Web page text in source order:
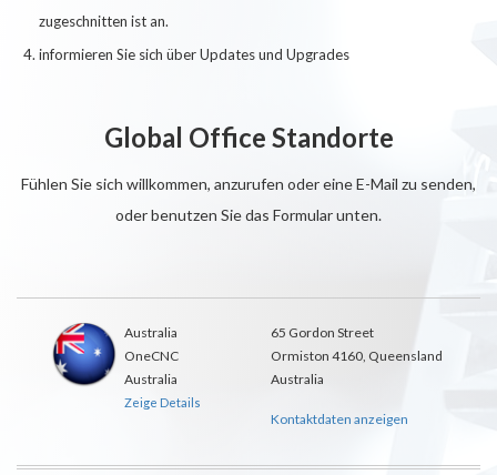
zugeschnitten ist an.
informieren Sie sich über Updates und Upgrades
Global Office Standorte
Fühlen Sie sich willkommen, anzurufen oder eine E-Mail zu senden,
oder benutzen Sie das Formular unten.
Australia
OneCNC
Australia
Zeige Details
65 Gordon Street
Ormiston 4160, Queensland
Australia
Kontaktdaten anzeigen